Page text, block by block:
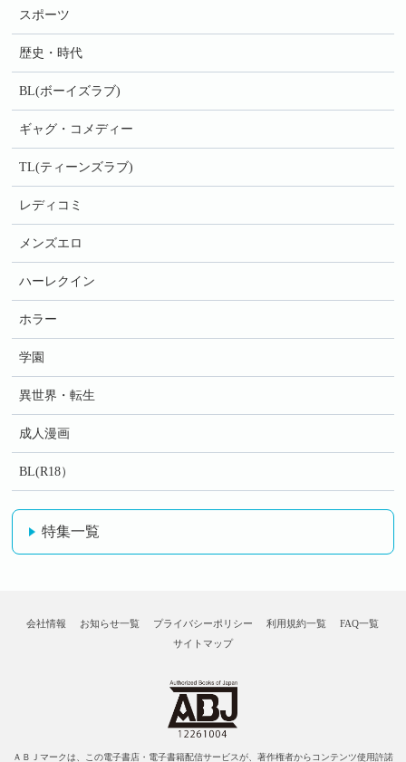
スポーツ
歴史・時代
BL(ボーイズラブ)
ギャグ・コメディー
TL(ティーンズラブ)
レディコミ
メンズエロ
ハーレクイン
ホラー
学園
異世界・転生
成人漫画
BL(R18）
特集一覧
会社情報 お知らせ一覧 プライバシーポリシー 利用規約一覧
FAQ一覧
サイトマップ
ＡＢＪマークは、この電子書店・電子書籍配信サービスが、著作権者からコンテンツ使用許諾